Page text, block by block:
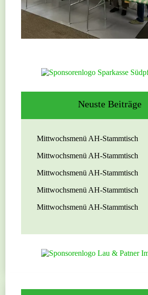
Neuste Beiträge
Mittwochsmenü AH-Stammtisch
Mittwochsmenü AH-Stammtisch
Mittwochsmenü AH-Stammtisch
Mittwochsmenü AH-Stammtisch
Mittwochsmenü AH-Stammtisch